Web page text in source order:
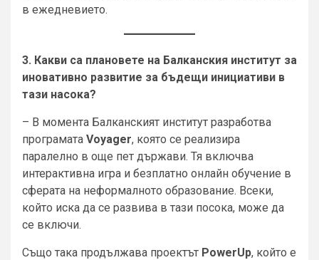
в ежедневието.
3. Какви са плановете на Балканския институт за
иновативно развитие за бъдещи инициативи в
тази насока?
– В момента Балканският институт разработва
програмата Voyager, която се реализира
паралелно в още пет държави. Тя включва
интерактивна игра и безплатно онлайн обучение в
сферата на неформалното образование. Всеки,
който иска да се развива в тази посока, може да
се включи.
Също така продължава проектът PowerUp, който е